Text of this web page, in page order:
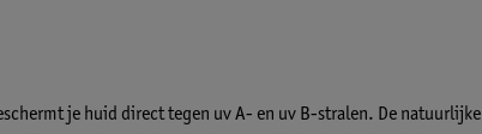
je huid direct tegen uv A- en uv B-stralen. De natuurlijke